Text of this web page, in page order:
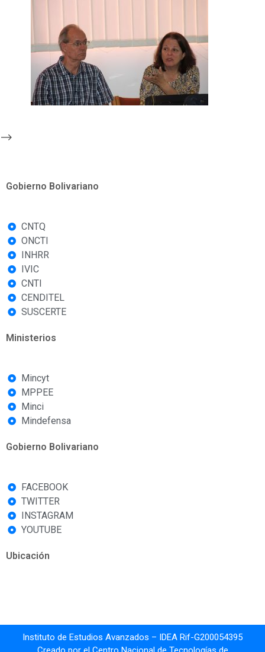
-->
Gobierno Bolivariano
CNTQ
ONCTI
INHRR
IVIC
CNTI
CENDITEL
SUSCERTE
Ministerios
Mincyt
MPPEE
Minci
Mindefensa
Gobierno Bolivariano
FACEBOOK
TWITTER
INSTAGRAM
YOUTUBE
Ubicación
Instituto de Estudios Avanzados – IDEA Rif-G200054395